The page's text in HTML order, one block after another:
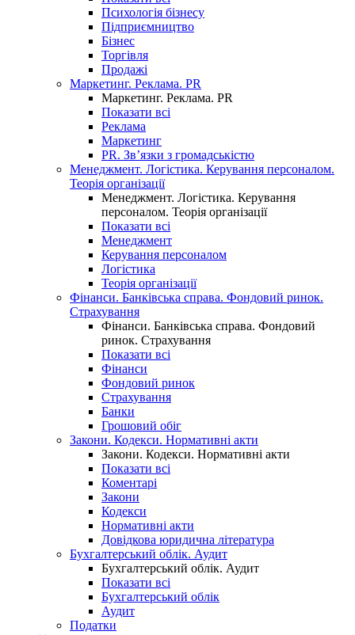
Психологія бізнесу
Підприємництво
Бізнес
Торгівля
Продажі
Маркетинг. Реклама. PR
Маркетинг. Реклама. PR
Показати всі
Реклама
Маркетинг
PR. Зв’язки з громадськістю
Менеджмент. Логістика. Керування персоналом.
Теорія організації
Менеджмент. Логістика. Керування
персоналом. Теорія організації
Показати всі
Менеджмент
Керування персоналом
Логістика
Теорія організації
Фінанси. Банківська справа. Фондовий ринок.
Страхування
Фінанси. Банківська справа. Фондовий
ринок. Страхування
Показати всі
Фінанси
Фондовий ринок
Страхування
Банки
Грошовий обіг
Закони. Кодекси. Нормативні акти
Закони. Кодекси. Нормативні акти
Показати всі
Коментарі
Закони
Кодекси
Нормативні акти
Довідкова юридична література
Бухгалтерський облік. Аудит
Бухгалтерський облік. Аудит
Показати всі
Бухгалтерський облік
Аудит
Податки